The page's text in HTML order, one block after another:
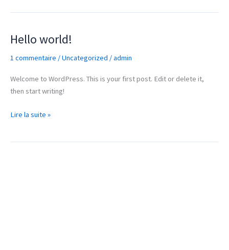
Hello world!
1 commentaire /Uncategorized /admin
Welcome to WordPress. This is your first post. Edit or delete it,
then start writing!
Hello
Lire la suite »